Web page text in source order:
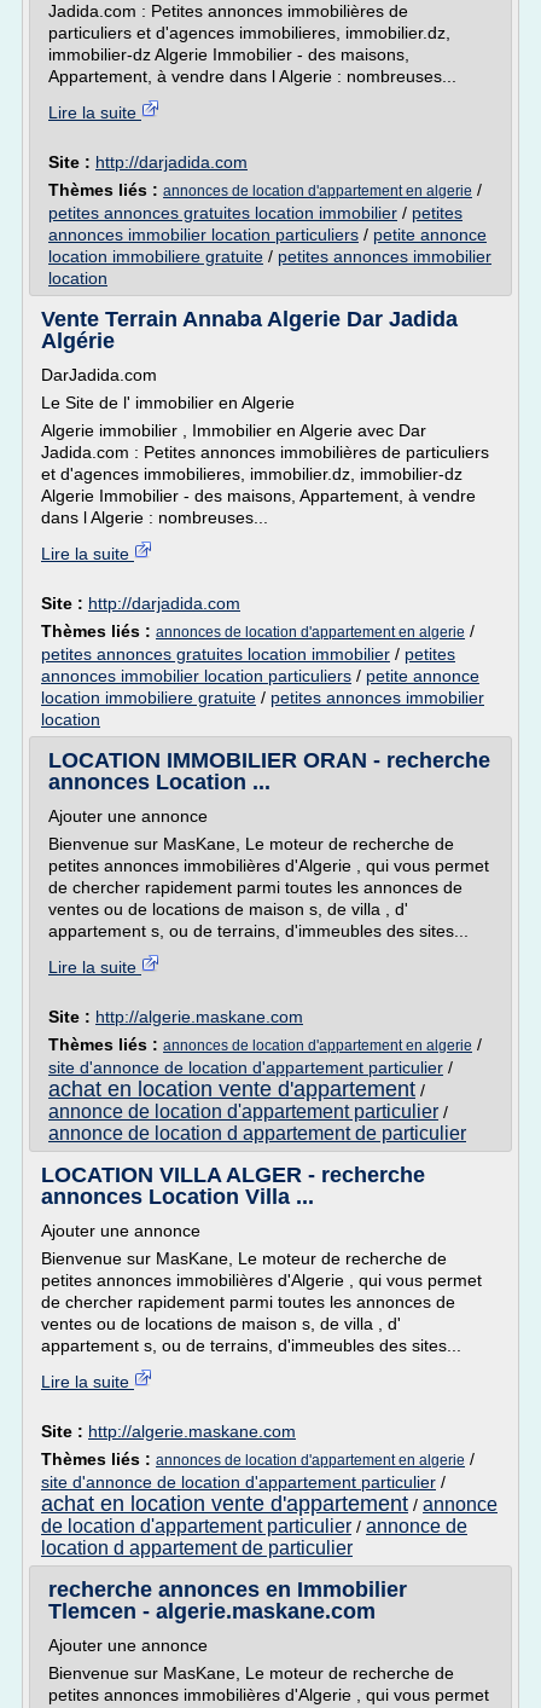
Jadida.com : Petites annonces immobilières de
particuliers et d'agences immobilieres, immobilier.dz,
immobilier-dz Algerie Immobilier - des maisons,
Appartement, à vendre dans l Algerie : nombreuses...
Lire la suite
Site : http://darjadida.com
Thèmes liés : annonces de location d'appartement en algerie /
petites annonces gratuites location immobilier / petites
annonces immobilier location particuliers / petite annonce
location immobiliere gratuite / petites annonces immobilier
location
Vente Terrain Annaba Algerie Dar Jadida
Algérie
DarJadida.com
Le Site de l' immobilier en Algerie
Algerie immobilier , Immobilier en Algerie avec Dar
Jadida.com : Petites annonces immobilières de particuliers
et d'agences immobilieres, immobilier.dz, immobilier-dz
Algerie Immobilier - des maisons, Appartement, à vendre
dans l Algerie : nombreuses...
Lire la suite
Site : http://darjadida.com
Thèmes liés : annonces de location d'appartement en algerie /
petites annonces gratuites location immobilier / petites
annonces immobilier location particuliers / petite annonce
location immobiliere gratuite / petites annonces immobilier
location
LOCATION IMMOBILIER ORAN - recherche
annonces Location ...
Ajouter une annonce
Bienvenue sur MasKane, Le moteur de recherche de
petites annonces immobilières d'Algerie , qui vous permet
de chercher rapidement parmi toutes les annonces de
ventes ou de locations de maison s, de villa , d'
appartement s, ou de terrains, d'immeubles des sites...
Lire la suite
Site : http://algerie.maskane.com
Thèmes liés : annonces de location d'appartement en algerie /
site d'annonce de location d'appartement particulier /
achat en location vente d'appartement /
annonce de location d'appartement particulier /
annonce de location d appartement de particulier
LOCATION VILLA ALGER - recherche
annonces Location Villa ...
Ajouter une annonce
Bienvenue sur MasKane, Le moteur de recherche de
petites annonces immobilières d'Algerie , qui vous permet
de chercher rapidement parmi toutes les annonces de
ventes ou de locations de maison s, de villa , d'
appartement s, ou de terrains, d'immeubles des sites...
Lire la suite
Site : http://algerie.maskane.com
Thèmes liés : annonces de location d'appartement en algerie /
site d'annonce de location d'appartement particulier /
achat en location vente d'appartement / annonce
de location d'appartement particulier / annonce de
location d appartement de particulier
recherche annonces en Immobilier
Tlemcen - algerie.maskane.com
Ajouter une annonce
Bienvenue sur MasKane, Le moteur de recherche de
petites annonces immobilières d'Algerie , qui vous permet